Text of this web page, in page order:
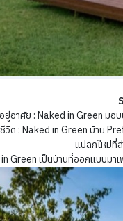
อาศัย : Naked in Green ม
ต : Naked in Green บ้าน
แปลกใหม่ที่
Green เป็นบ้านที่ออกแบบม